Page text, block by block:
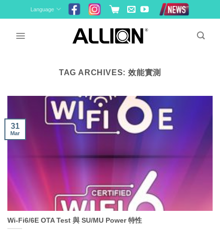
to
Language
TAG ARCHIVES: 效能實測
Wi-Fi6/6E OTA Test 與 SU/MU Power 特性
31
Mar